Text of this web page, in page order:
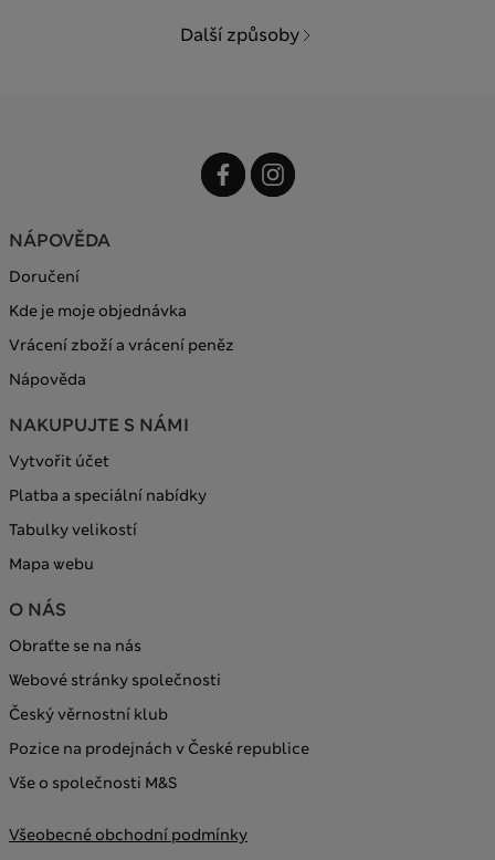
Další způsoby
NÁPOVĚDA
Doručení
Kde je moje objednávka
Vrácení zboží a vrácení peněz
Nápověda
NAKUPUJTE S NÁMI
Vytvořit účet
Platba a speciální nabídky
Tabulky velikostí
Mapa webu
O NÁS
Obraťte se na nás
Webové stránky společnosti
Český věrnostní klub
Pozice na prodejnách v České republice
Vše o společnosti M&S
Všeobecné obchodní podmínky